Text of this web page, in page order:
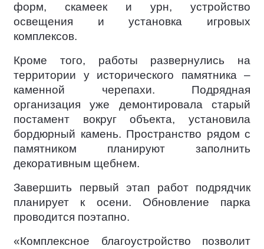
форм, скамеек и урн, устройство
освещения и установка игровых
комплексов.
Кроме того, работы развернулись на
территории у исторического памятника –
каменной черепахи. Подрядная
организация уже демонтировала старый
постамент вокруг объекта, установила
бордюрный камень. Пространство рядом с
памятником планируют заполнить
декоративным щебнем.
Завершить первый этап работ подрядчик
планирует к осени. Обновление парка
проводится поэтапно.
«Комплексное благоустройство позволит